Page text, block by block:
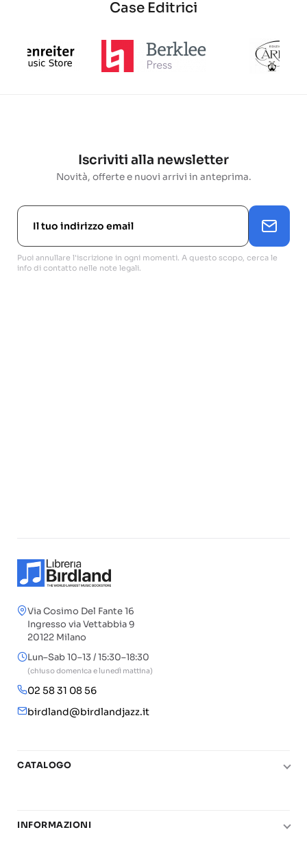
Case Editrici
Iscriviti alla newsletter
Novità, offerte e nuovi arrivi in anteprima.
Puoi annullare l'iscrizione in ogni momenti. A questo scopo, cerca le
info di contatto nelle note legali.
Via Cosimo Del Fante 16
Ingresso via Vettabbia 9
20122 Milano
Lun–Sab 10–13 / 15:30–18:30
(chiuso domenica e lunedì mattina)
02 58 31 08 56
birdland@birdlandjazz.it
CATALOGO
Chitarra
INFORMAZIONI